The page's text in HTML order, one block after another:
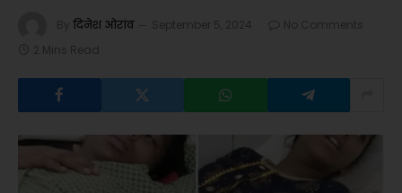
By दिनेश ओरांव September 5, 2024
No Comments
2 Mins Read